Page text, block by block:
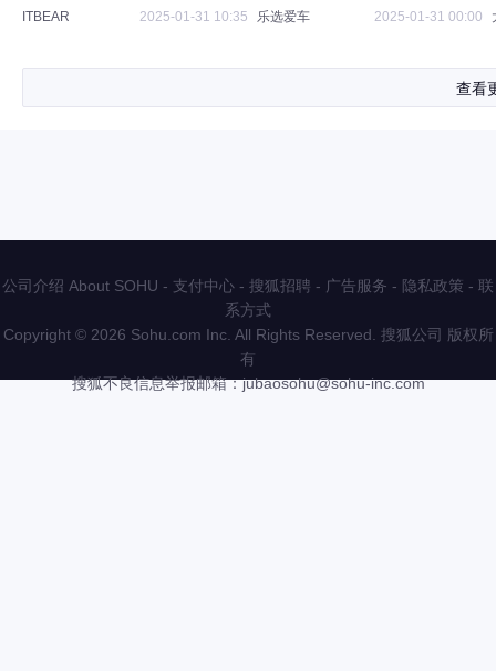
ITBEAR 2025-01-31 10:35 乐选爱车 2025-01-31 00:00
查看
公司介绍 About SOHU - 支付中心 - 搜狐招聘 - 广告服务 - 隐私政策 - 联
系方式
Copyright © 2026 Sohu.com Inc. All Rights Reserved. 搜狐公司 版权所
有
搜狐不良信息举报邮箱：jubaosohu@sohu-inc.com